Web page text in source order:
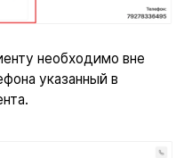
необходимо вне
указанный в